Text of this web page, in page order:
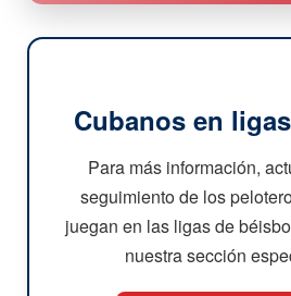
Cubanos en
Para más información,
seguimiento de los
juegan en las ligas de
nuestra sección